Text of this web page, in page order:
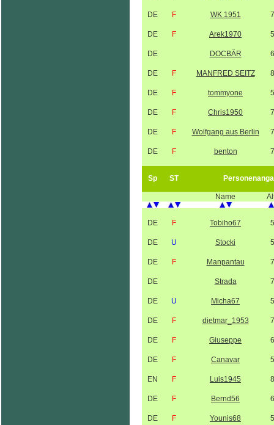
DE F WK 1951
DE F Arek1970
DE DOCBÄR
DE F MANFRED SEITZ
DE F tommyone
DE F Chris1950
DE F Wolfgang aus Berlin
DE F benton
Sp ST
Name
DE F Tobiho67
DE U Stocki
DE F Manpantau
DE Strada
DE U Micha67
DE F dietmar_1953
DE F Giuseppe
DE F Canavar
EN F Luis1945
DE F Bernd56
DE F Younis68